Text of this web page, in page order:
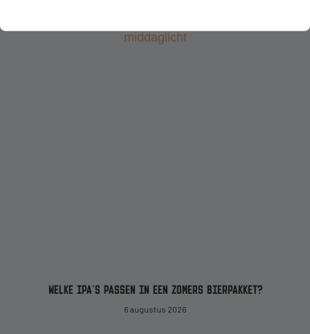
WELKE IPA’S PASSEN IN EEN ZOMERS BIERPAKKET?
6 augustus 2026